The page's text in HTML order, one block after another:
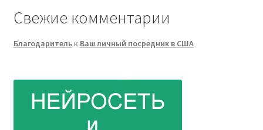
Свежие комментарии
Благодарительк Ваш личный посредник в США